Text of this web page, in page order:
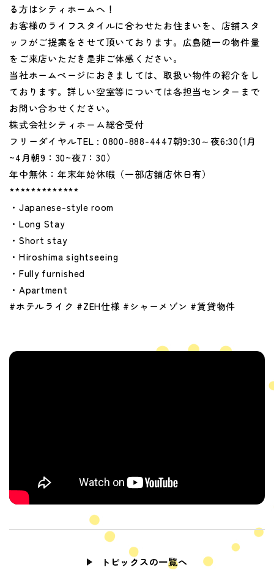
る方はシティホームへ！
お客様のライフスタイルに合わせたお住まいを、店舗スタ
ッフがご提案をさせて頂いております。広島随一の物件量
をご来店いただき是非ご体感ください。
当社ホームページにおきましては、取扱い物件の紹介をし
ております。詳しい空室等については各担当センターまで
お問い合わせください。
株式会社シティホーム総合受付
フリーダイヤルTEL : 0800-888-4447朝9:30～夜6:30(1月
~4月朝9：30~夜7：30）
年中無休：年末年始休暇（一部店舗店休日有）
*************
・Japanese-style room
・Long Stay
・Short stay
・Hiroshima sightseeing
・Fully furnished
・Apartment
#ホテルライク #ZEH仕様 #シャーメゾン #賃貸物件
トピックスの一覧へ